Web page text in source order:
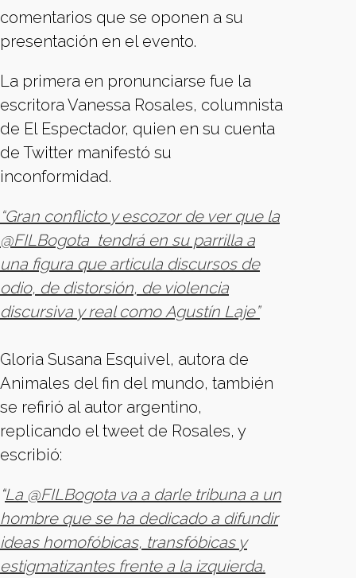
comentarios que se oponen a su
presentación en el evento.
La primera en pronunciarse fue la
escritora Vanessa Rosales, columnista
de El Espectador, quien en su cuenta
de Twitter manifestó su
inconformidad.
“Gran conflicto y escozor de ver que la
@FILBogota tendrá en su parrilla a
una figura que articula discursos de
odio, de distorsión, de violencia
discursiva y real como Agustín Laje”
Gloria Susana Esquivel, autora de
Animales del fin del mundo, también
se refirió al autor argentino,
replicando el tweet de Rosales, y
escribió:
“La @FILBogota va a darle tribuna a un
hombre que se ha dedicado a difundir
ideas homofóbicas, transfóbicas y
estigmatizantes frente a la izquierda.